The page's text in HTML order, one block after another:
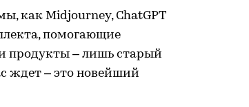
как Midjourney, ChatGPT
помогающие
продукты – лишь старый
ждет – это новейший